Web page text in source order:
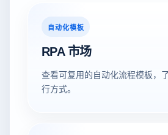
自动化模板
RPA 市场
查看可复用的自动化流程模板，
行方式。